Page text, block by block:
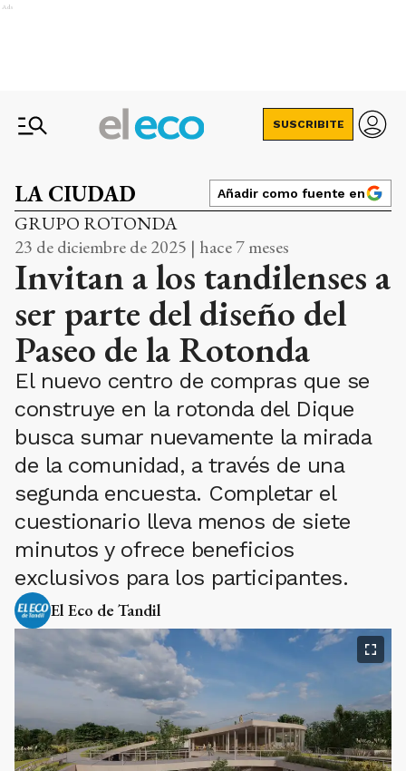
Ads
SUSCRIBITE
LA CIUDAD Añadir como fuente en
GRUPO ROTONDA
23 de diciembre de 2025 | hace 7 meses
Invitan a los tandilenses a
ser parte del diseño del
Paseo de la Rotonda
El nuevo centro de compras que se
construye en la rotonda del Dique
busca sumar nuevamente la mirada
de la comunidad, a través de una
segunda encuesta. Completar el
cuestionario lleva menos de siete
minutos y ofrece beneficios
exclusivos para los participantes.
El Eco de Tandil